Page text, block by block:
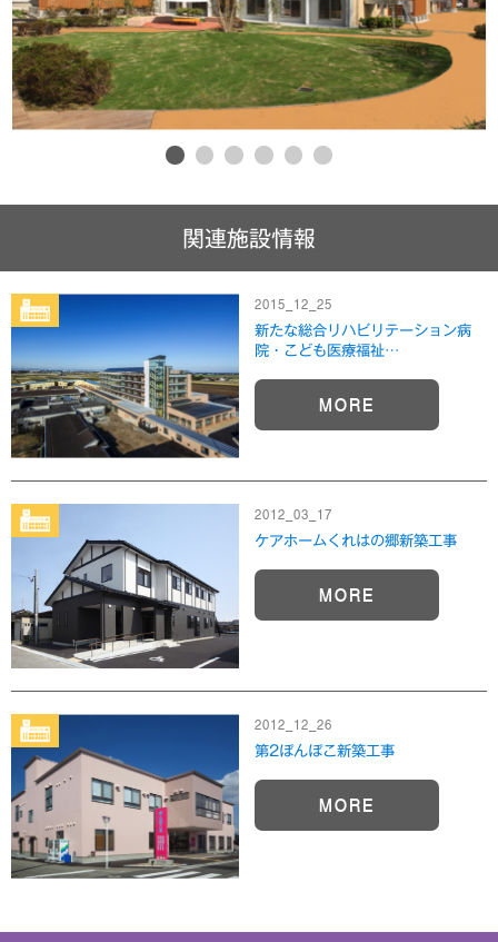
関連施設情報
2015_12_25
新たな総合リハビリテーション病
院・こども医療福祉…
MORE
2012_03_17
ケアホームくれはの郷新築工事
MORE
2012_12_26
第2ぽんぽこ新築工事
MORE